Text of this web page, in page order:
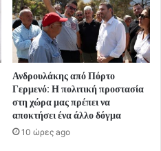
Ανδρουλάκης από Πόρτο
Γερμενό: Η πολιτική προστασία
στη χώρα μας πρέπει να
αποκτήσει ένα άλλο δόγμα
10 ώρες ago